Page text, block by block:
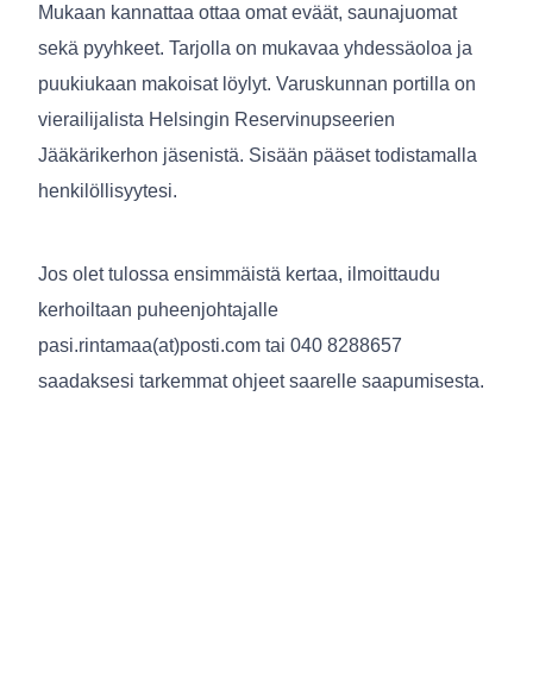
Mukaan kannattaa ottaa omat eväät, saunajuomat
sekä pyyhkeet. Tarjolla on mukavaa yhdessäoloa ja
puukiukaan makoisat löylyt. Varuskunnan portilla on
vierailijalista Helsingin Reservinupseerien
Jääkärikerhon jäsenistä. Sisään pääset todistamalla
henkilöllisyytesi.
Jos olet tulossa ensimmäistä kertaa, ilmoittaudu
kerhoiltaan puheenjohtajalle
pasi.rintamaa(at)posti.com tai 040 8288657
saadaksesi tarkemmat ohjeet saarelle saapumisesta.